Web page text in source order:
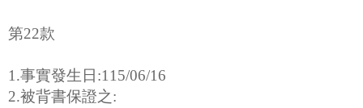
第22款
1.事實發生日:115/06/16
2.被背書保證之: